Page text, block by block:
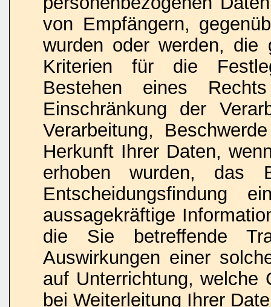
von Empfängern,
wurden oder werden, die
Kriterien für die
Bestehen eines
Einschränkung der
Verarbeitung,
Herkunft Ihrer Daten,
erhoben wurden, das
Entscheidungsfindung
aussagekräftige
die Sie betreffende
Auswirkungen einer
auf Unterrichtung, welche
bei Weiterleitung Ihrer